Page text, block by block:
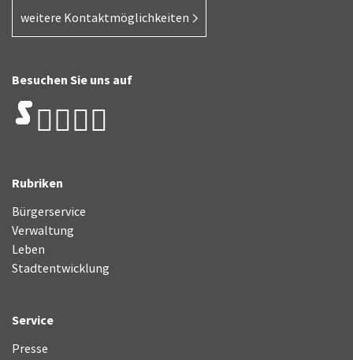
weitere Kontaktmöglichkeiten
Besuchen Sie uns auf
Rubriken
Bürgerservice
Verwaltung
Leben
Stadtentwicklung
Service
Presse